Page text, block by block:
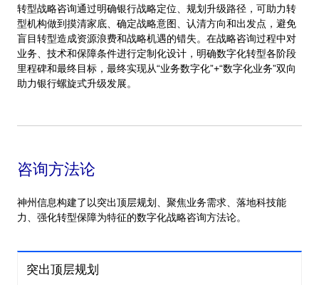
转型战略咨询通过明确银行战略定位、规划升级路径，可助力转
型机构做到摸清家底、确定战略意图、认清方向和出发点，避免
盲目转型造成资源浪费和战略机遇的错失。在战略咨询过程中对
业务、技术和保障条件进行定制化设计，明确数字化转型各阶段
里程碑和最终目标，最终实现从“业务数字化”+“数字化业务”双向
助力银行螺旋式升级发展。
咨询方法论
神州信息构建了以突出顶层规划、聚焦业务需求、落地科技能
力、强化转型保障为特征的数字化战略咨询方法论。
突出顶层规划